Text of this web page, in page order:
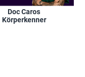
Doc Caros
Körperkenner